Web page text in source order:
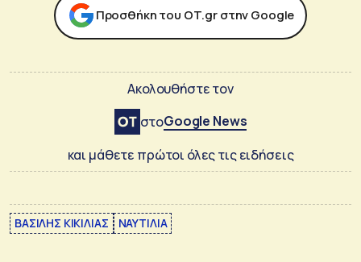
Προσθήκη του ΟΤ.gr στην Google
Ακολουθήστε τον
στοGoogle News
και μάθετε πρώτοι όλες τις ειδήσεις
ΒΑΣΙΛΗΣ ΚΙΚΙΛΙΑΣ ΝΑΥΤΙΛΙΑ